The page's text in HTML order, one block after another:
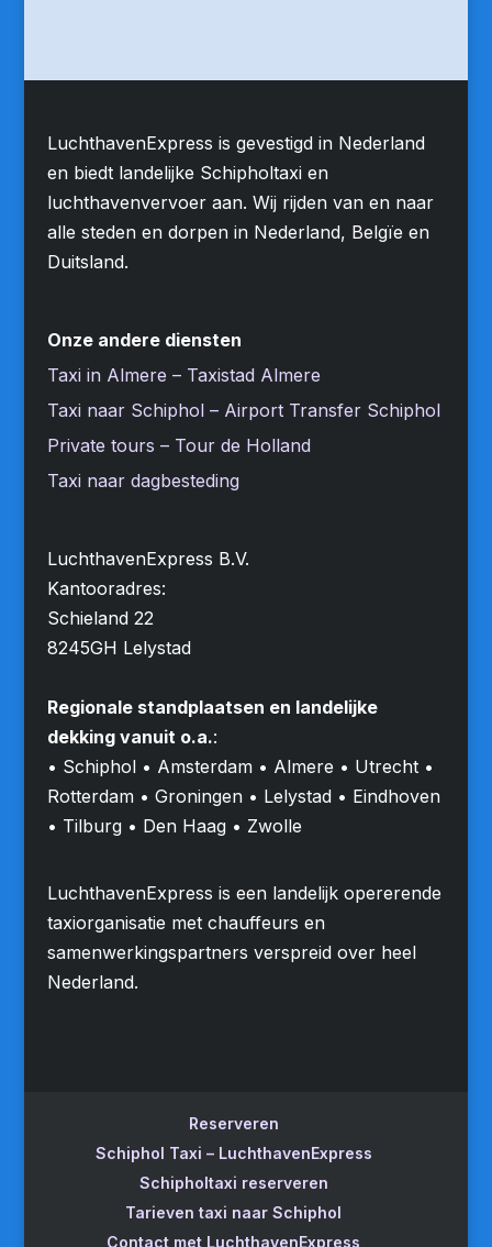
LuchthavenExpress is gevestigd in Nederland
en biedt landelijke Schipholtaxi en
luchthavenvervoer aan. Wij rijden van en naar
alle steden en dorpen in Nederland, Belgïe en
Duitsland.
Onze andere diensten
Taxi in Almere – Taxistad Almere
Taxi naar Schiphol – Airport Transfer Schiphol
Private tours – Tour de Holland
Taxi naar dagbesteding
LuchthavenExpress B.V.
Kantooradres:
Schieland 22
8245GH Lelystad
Regionale standplaatsen en landelijke
dekking vanuit o.a.:
• Schiphol • Amsterdam • Almere • Utrecht •
Rotterdam • Groningen • Lelystad • Eindhoven
• Tilburg • Den Haag • Zwolle
LuchthavenExpress is een landelijk opererende
taxiorganisatie met chauffeurs en
samenwerkingspartners verspreid over heel
Nederland.
Reserveren
Schiphol Taxi – LuchthavenExpress
Schipholtaxi reserveren
Tarieven taxi naar Schiphol
Contact met LuchthavenExpress